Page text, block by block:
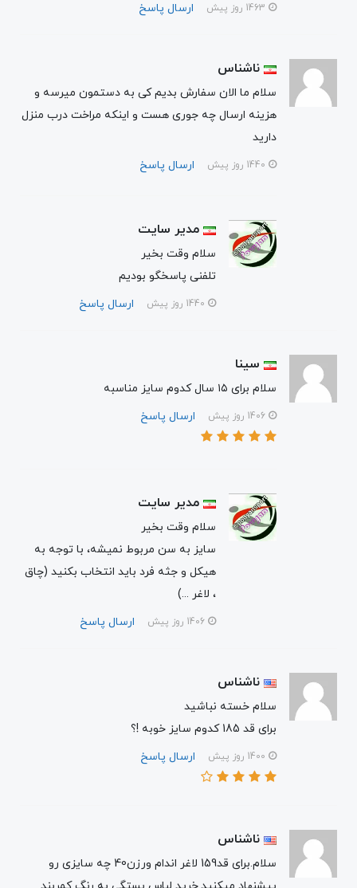
ارسال پاسخ
ناشناس
سلام ما الان سفارش بدیم کی به دستمون میرسه و
هزینه ارسال چه جوری هست و اینکه مراخت درب منزل
دارید
ارسال پاسخ
مدیر سایت
سلام وقت بخیر
تلفنی پاسخگو بودیم
ارسال پاسخ
سینا
سلام برای ۱۵ سال کدوم سایز مناسبه
ارسال پاسخ
مدیر سایت
سلام وقت بخیر
سایز به سن مربوط نمیشه، با توجه به
هیکل و جثه فرد باید انتخاب بکنید (چاق
، لاغر ...)
ارسال پاسخ
ناشناس
سلام خسته نباشید
برای قد 185 کدوم سایز خوبه !؟
ارسال پاسخ
ناشناس
سلام.برای قد159 لاغر اندام ورزن40 چه سایزی رو